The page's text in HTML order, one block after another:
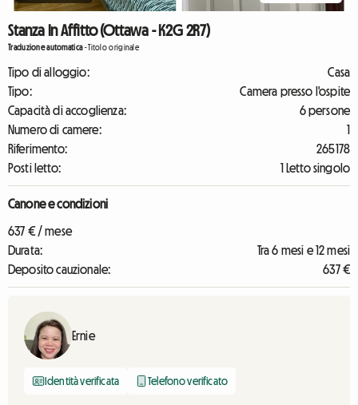
Stanza In Affitto (Ottawa - K2G 2R7)
Traduzione automatica-Titolo originale
Tipo di alloggio:
Casa
Tipo:
Camera presso l'ospite
Capacità di accoglienza:
6 persone
Numero di camere:
1
Riferimento:
265178
Posti letto:
1 Letto singolo
Canone e condizioni
637 € / mese
Durata:
Tra 6 mesi e 12 mesi
Deposito cauzionale:
637 €
Ernie
Identità verificata Telefono verificato